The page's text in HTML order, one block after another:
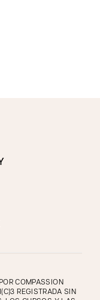
COMPASSION
REGISTRADA SIN